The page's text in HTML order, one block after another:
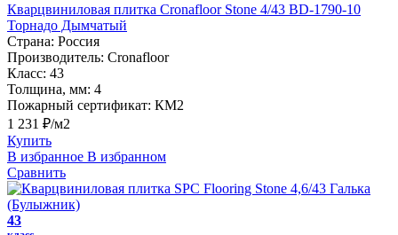
Кварцвиниловая плитка Cronafloor Stone 4/43 BD-1790-10
Торнадо Дымчатый
Страна: Россия
Производитель: Cronafloor
Класс: 43
Толщина, мм: 4
Пожарный сертификат: КМ2
1 231 ₽/м2
Купить
В избранное В избранном
Сравнить
43